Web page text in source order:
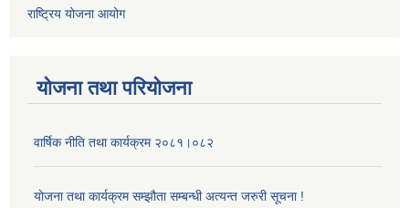
राष्ट्रिय योजना आयोग
योजना तथा परियोजना
वार्षिक नीति तथा कार्यक्रम २०८१।०८२
योजना तथा कार्यक्रम सम्झौता सम्बन्धी अत्यन्त जरुरी सूचना !